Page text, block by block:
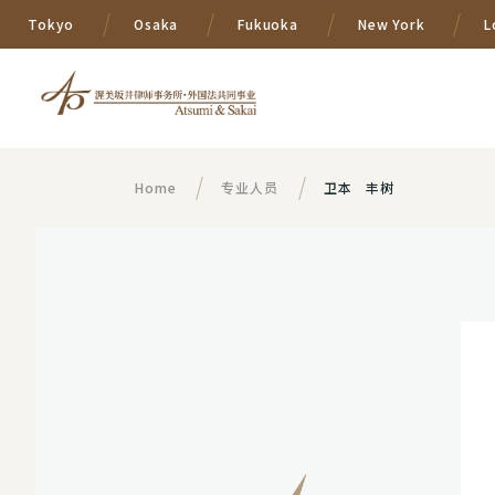
Tokyo Osaka Fukuoka New York
Home 专业人员 卫本 丰树